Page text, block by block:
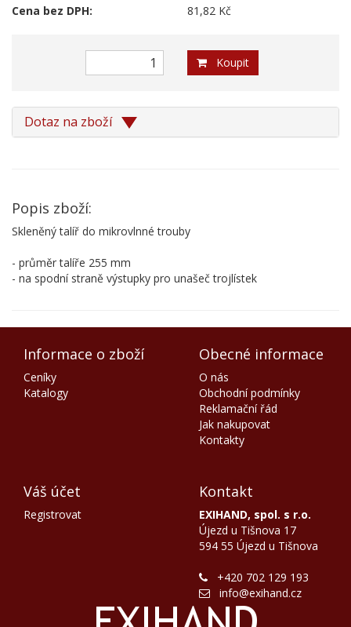
Cena bez DPH:
81,82 Kč
Koupit
Dotaz na zboží
Popis zboží:
Skleněný talíř do mikrovlnné trouby
- průměr talíře 255 mm
- na spodní straně výstupky pro unašeč trojlístek
Informace o zboží
Ceníky
Katalogy
Obecné informace
O nás
Obchodní podmínky
Reklamační řád
Jak nakupovat
Kontakty
Váš účet
Registrovat
Kontakt
EXIHAND, spol. s r.o.
Újezd u Tišnova 17
594 55 Újezd u Tišnova
+420 702 129 193
info@exihand.cz